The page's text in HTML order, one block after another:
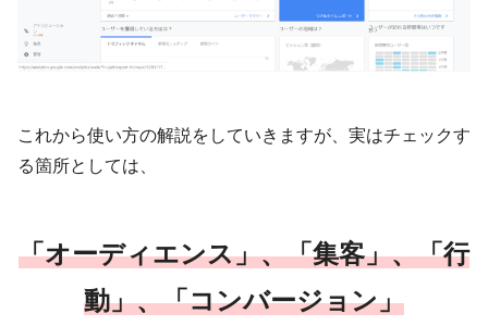
これから使い方の解説をしていきますが、実はチェックす
る箇所としては、
「オーディエンス」、「集客」、「行
動」、「コンバージョン」